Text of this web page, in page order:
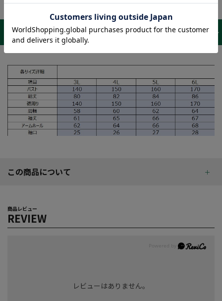
サイズ表 /
商品詳細
レビュー
この商品について
商品レビュー
REVIEW
レビューはありません。